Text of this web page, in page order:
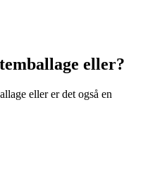
eller?
eller er det også en